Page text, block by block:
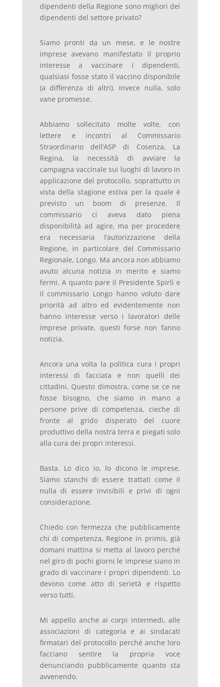
dipendenti della Regione sono migliori dei
dipendenti del settore privato?
Siamo pronti da un mese, e le nostre
imprese avevano manifestato il proprio
interesse a vaccinare i dipendenti,
qualsiasi fosse stato il vaccino disponibile
(a differenza di altri). Invece nulla, solo
vane promesse.
Abbiamo sollecitato molte volte, con
lettere e incontri al Commissario
Straordinario dell’ASP di Cosenza, La
Regina, la necessità di avviare la
campagna vaccinale sui luoghi di lavoro in
applicazione del protocollo, soprattutto in
vista della stagione estiva per la quale è
previsto un boom di presenze. Il
commissario ci aveva dato piena
disponibilità ad agire, ma per procedere
era necessaria l’autorizzazione della
Regione, in particolare del Commissario
Regionale, Longo. Ma ancora non abbiamo
avuto alcuna notizia in merito e siamo
fermi. A quanto pare il Presidente Spirlì e
il commissario Longo hanno voluto dare
priorità ad altro ed evidentemente non
hanno interesse verso i lavoratori delle
imprese private, questi forse non fanno
notizia.
Ancora una volta la politica cura i propri
interessi di facciata e non quelli dei
cittadini. Questo dimostra, come se ce ne
fosse bisogno, che siamo in mano a
persone prive di competenza, cieche di
fronte al grido disperato del cuore
produttivo della nostra terra e piegati solo
alla cura dei propri interessi.
Basta. Lo dico io, lo dicono le imprese.
Siamo stanchi di essere trattati come il
nulla di essere invisibili e privi di ogni
considerazione.
Chiedo con fermezza che pubblicamente
chi di competenza, Regione in primis, già
domani mattina si metta al lavoro perché
nel giro di pochi giorni le imprese siano in
grado di vaccinare i propri dipendenti. Lo
devono come atto di serietà e rispetto
verso tutti.
Mi appello anche ai corpi intermedi, alle
associazioni di categoria e ai sindacati
firmatari del protocollo perché anche loro
facciano sentire la propria voce
denunciando pubblicamente quanto sta
avvenendo.